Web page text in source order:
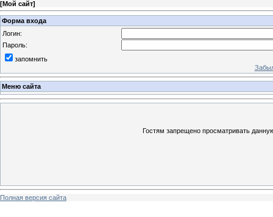
[Мой сайт]
Форма входа
Логин:
Пароль:
запомнить
Меню сайта
Гостям запрещено просматривать
Полная версия сайта